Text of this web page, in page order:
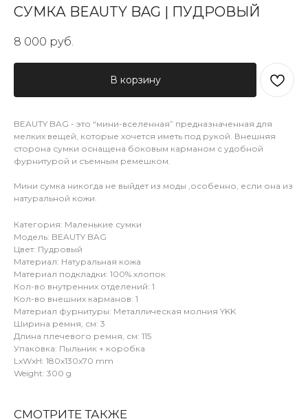
СУМКА BEAUTY BAG | ПУДРОВЫЙ
8 000 руб.
В корзину
BEAUTY BAG - это “мини-вселенная” предназначенная для
мелких вещей, которые хочется иметь под рукой. Внешняя
сторона сумки оснащена боковым карманом с удобной
фурнитурой и съемным ремешком.
Мини сумка никогда не выйдет из моды ,особенно, если она из
натуральной кожи.
Категория: Маленькие сумки
Модель: BEAUTY BAG
Цвет: Пудровый
Материал: Натуральная кожа
Материал подкладки: 100% хлопок
Кол-во внутренних отделений: 1
Кол-во внешних карманов: 1
Материал фурнитуры: Металлическая молния YKK
Ширина ремня, см: 3
Длина плечевого ремня, см: 115
Упаковка: Пыльник + коробка
LxWxH: 180x130x70 mm
Weight: 300 g
СМОТРИТЕ ТАКЖЕ